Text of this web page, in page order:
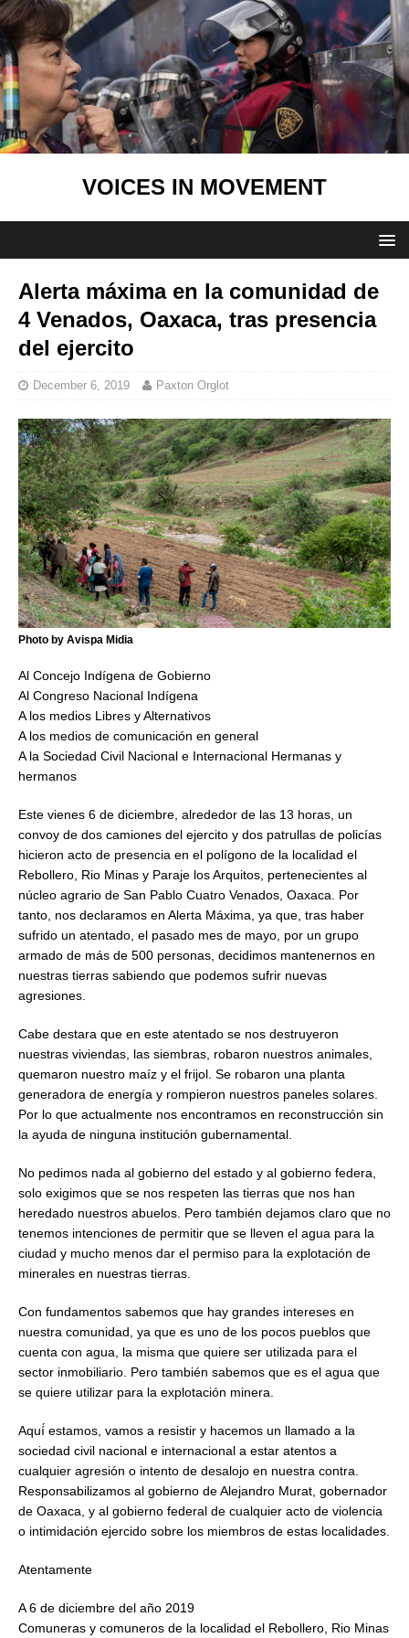
VOICES IN MOVEMENT
Alerta máxima en la comunidad de
4 Venados, Oaxaca, tras presencia
del ejercito
December 6, 2019 Paxton Orglot
Photo by Avispa Midia
Al Concejo Indígena de Gobierno
Al Congreso Nacional Indígena
A los medios Libres y Alternativos
A los medios de comunicación en general
A la Sociedad Civil Nacional e Internacional Hermanas y
hermanos
Este vienes 6 de diciembre, alrededor de las 13 horas, un
convoy de dos camiones del ejercito y dos patrullas de policías
hicieron acto de presencia en el polígono de la localidad el
Rebollero, Rio Minas y Paraje los Arquitos, pertenecientes al
núcleo agrario de San Pablo Cuatro Venados, Oaxaca. Por
tanto, nos declaramos en Alerta Máxima, ya que, tras haber
sufrido un atentado, el pasado mes de mayo, por un grupo
armado de más de 500 personas, decidimos mantenernos en
nuestras tierras sabiendo que podemos sufrir nuevas
agresiones.
Cabe destara que en este atentado se nos destruyeron
nuestras viviendas, las siembras, robaron nuestros animales,
quemaron nuestro maíz y el frijol. Se robaron una planta
generadora de energía y rompieron nuestros paneles solares.
Por lo que actualmente nos encontramos en reconstrucción sin
la ayuda de ninguna institución gubernamental.
No pedimos nada al gobierno del estado y al gobierno federa,
solo exigimos que se nos respeten las tierras que nos han
heredado nuestros abuelos. Pero también dejamos claro que no
tenemos intenciones de permitir que se lleven el agua para la
ciudad y mucho menos dar el permiso para la explotación de
minerales en nuestras tierras.
Con fundamentos sabemos que hay grandes intereses en
nuestra comunidad, ya que es uno de los pocos pueblos que
cuenta con agua, la misma que quiere ser utilizada para el
sector inmobiliario. Pero también sabemos que es el agua que
se quiere utilizar para la explotación minera.
Aquí́ estamos, vamos a resistir y hacemos un llamado a la
sociedad civil nacional e internacional a estar atentos a
cualquier agresión o intento de desalojo en nuestra contra.
Responsabilizamos al gobierno de Alejandro Murat, gobernador
de Oaxaca, y al gobierno federal de cualquier acto de violencia
o intimidación ejercido sobre los miembros de estas localidades.
Atentamente
A 6 de diciembre del año 2019
Comuneras y comuneros de la localidad el Rebollero, Rio Minas